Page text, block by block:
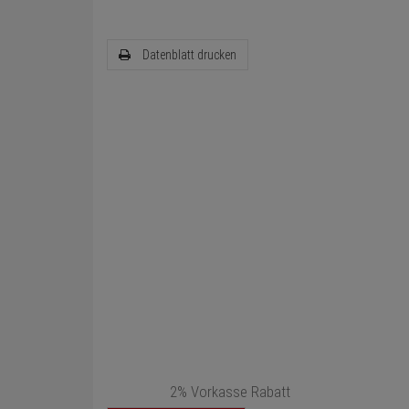
Datenblatt drucken
2% Vorkasse Rabatt